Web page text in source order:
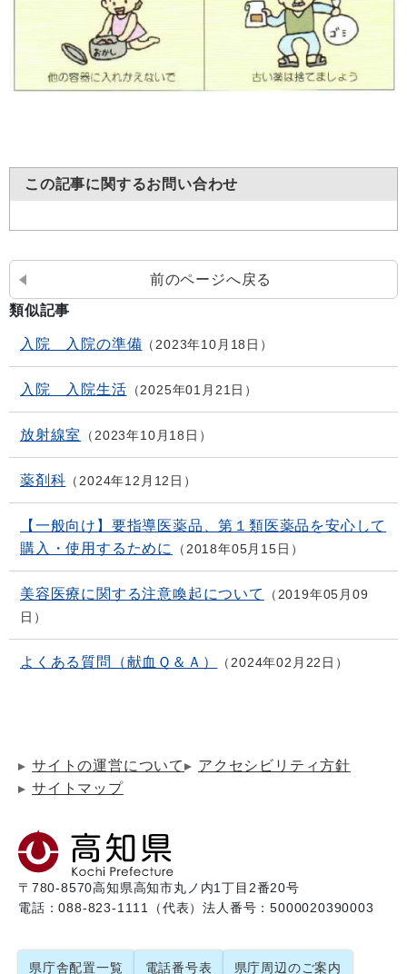
この記事に関するお問い合わせ
前のページへ戻る
類似記事
入院 入院の準備 2023年10月18日
入院 入院生活 2025年01月21日
放射線室 2023年10月18日
薬剤科 2024年12月12日
【一般向け】要指導医薬品、第１類医薬品を安心して
購入・使用するために
2018年05月15日
美容医療に関する注意喚起について
2019年05月09
日
よくある質問（献血Ｑ＆Ａ） 2024年02月22日
サイトの運営について
アクセシビリティ方針
サイトマップ
〒780-8570高知県高知市丸ノ内1丁目2番20号
電話：088-823-1111（代表）法人番号：5000020390003
県庁舎配置一覧 電話番号表 県庁周辺のご案内